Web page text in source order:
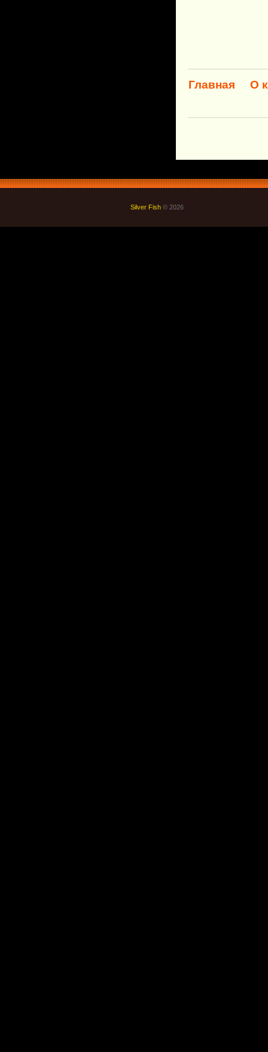
Главная О
Silver Fish © 2026